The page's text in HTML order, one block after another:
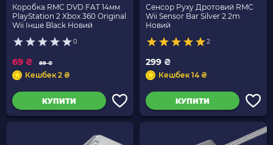
Коробка RMC DVD FAT 14мм
PlayStation 2 Xbox 360 Original
Wii Інше Black Новий
0
89 ₴
69 ₴
Кешбек 2 ₴
КУПИТИ
Сенсор Руху Дротовий RMC
Wii Sensor Bar Silver 2.2m
Новий
2
299 ₴
Кешбек 14 ₴
КУПИТИ